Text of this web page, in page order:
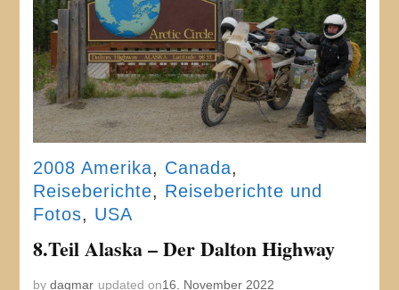
2008 Amerika, Canada,
Reiseberichte, Reiseberichte und
Fotos, USA
8.Teil Alaska – Der Dalton Highway
bydagmar updated on16. November 2022